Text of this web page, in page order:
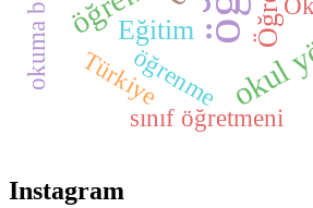
okul
Eğitim
öğrenme
sınıf öğretmeni
Türkiye
Instagram